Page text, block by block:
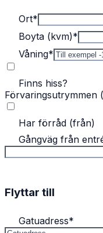
Ort*
Boyta (kvm)*
Våning*
Finns hiss?
Förvaringsutrymmen
Har förråd (från)
Gångväg från
Flyttar till
Gatuadress*